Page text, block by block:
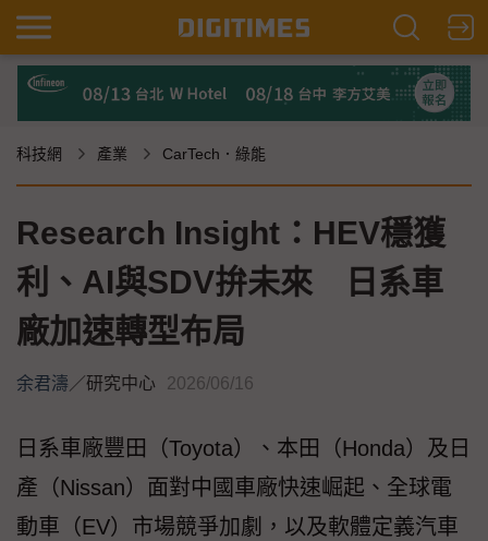
科技網 產業 CarTech．綠能
Research Insight：HEV穩獲
利、AI與SDV拚未來 日系車
廠加速轉型布局
余君濤／研究中心 2026/06/16
日系車廠豐田（Toyota）、本田（Honda）及日
產（Nissan）面對中國車廠快速崛起、全球電
動車（EV）市場競爭加劇，以及軟體定義汽車